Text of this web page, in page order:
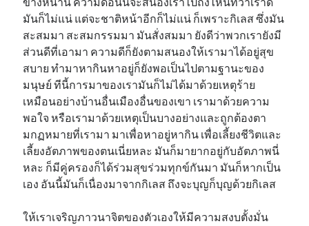
มันก็ไม่แน่ แต่จะชาติหน้าอีกก็ไม่แน่ ก็เพราะกิเลส ซึ่งมัน
สะสมมา สะสมกรรมมา มันสั่งสมมา ยังดีว่าพวกเรายังมี
ส่วนดีที่เอามา ความดีก็ยังตามสนองให้เรามาได้อยู่สุข
สบาย ทำมาหากินหาอยู่ก็ยังพอเป็นไปตามฐานะของ
มนุษย์ ทีนี้การมาของเรามันก็ไม่ได้มาด้วยเหตุร้าย
เหมือนอย่างบ้านอื่นเมืองอื่นของเขา เรามาด้วยความ
พอใจ หรือเรามาด้วยเหตุเป็นบางอย่างและถูกต้องตา
มกฏหมายที่เรามา มาเพื่อหาอยู่หากิน เพื่อเลี้ยงชีวิตและ
เลี้ยงอัตภาพของตนเนี่ยหละ มันก็มายากอยู่กับอัตภาพนี่
หละ ก็มีคู่ครองก็ได้ร่วมสุขร่วมทุกข์กันมา มันก็หากเป็น
เอง อันนี้มันก็เนื่องมาจากกิเลส ถึงจะบุญก็บุญด้วยกิเลส
ให้เราเจริญภาวนาจิตของตัวเองให้มีความสงบตั้งมั่น